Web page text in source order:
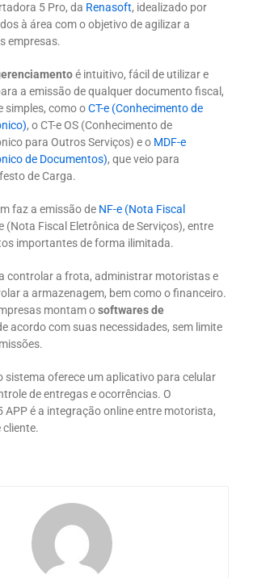
5 Pro, da Renasoft, idealizado por
à área com o objetivo de agilizar a
empresas.
é intuitivo, fácil de utilizar e
a emissão de qualquer documento fiscal,
simples, como oCT-e (Conhecimento de
, o CT-e OS (Conhecimento de
para Outros Serviços) e o MDF-e
de Documentos), que veio para
de Carga.
faz a emissão de NF-e (Nota Fiscal
(Nota Fiscal Eletrônica de Serviços), entre
importantes de forma ilimitada.
controlar a frota, administrar motoristas e
a armazenagem, bem como o financeiro.
montam osoftwares de
acordo com suas necessidades, sem limite
sistema oferece um aplicativo para celular
de entregas e ocorrências. O
APP é a integração online entre motorista,